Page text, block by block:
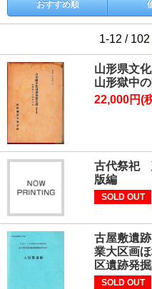
おすすめ順
1-12 / 102
山形県文
山形獄中
22,000円(
古代祭祀
版編
SOLD OUT
古屋敷遺
業大区画
区遺跡発
SOLD OUT